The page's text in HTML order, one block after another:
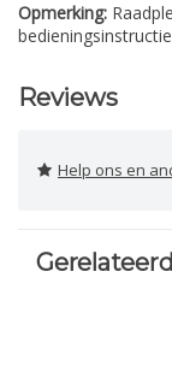
Opmerking:
Reviews
Help ons en